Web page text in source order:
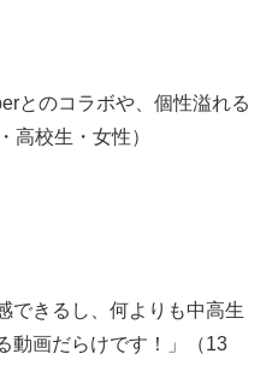
とのコラボや、個性溢れる
高校生・女性）
できるし、何よりも中高生
動画だらけです！」（13